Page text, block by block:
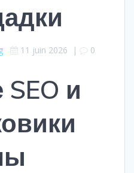
11 juin 2026 | 0
и